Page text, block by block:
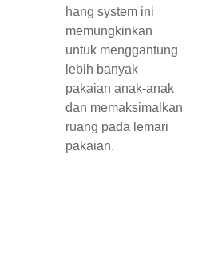
hang system ini
memungkinkan
untuk menggantung
lebih banyak
pakaian anak-anak
dan memaksimalkan
ruang pada lemari
pakaian.